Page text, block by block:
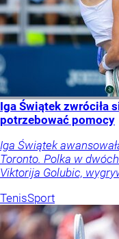
Iga Świątek zwróciła
potrzebować pomocy
Iga Świątek
Toronto. Polka w
Viktorija Golubic,
TenisSport